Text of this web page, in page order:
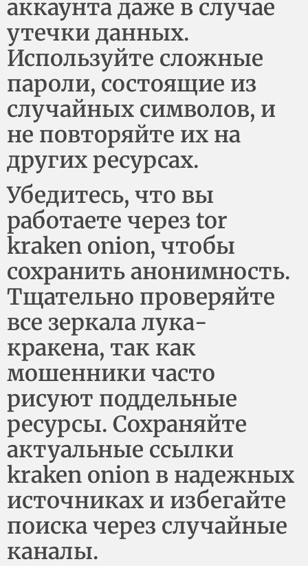
аккаунта даже в случае
утечки данных.
Используйте сложные
пароли, состоящие из
случайных символов, и
не повторяйте их на
других ресурсах.
Убедитесь, что вы
работаете через tor
kraken onion, чтобы
сохранить анонимность.
Тщательно проверяйте
все зеркала лука-
кракена, так как
мошенники часто
рисуют поддельные
ресурсы. Сохраняйте
актуальные ссылки
kraken onion в надежных
источниках и избегайте
поиска через случайные
каналы.